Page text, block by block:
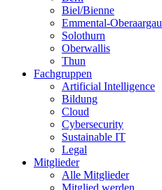
Biel/Bienne
Emmental-Oberaargau
Solothurn
Oberwallis
Thun
Fachgruppen
Artificial Intelligence
Bildung
Cloud
Cybersecurity
Sustainable IT
Legal
Mitglieder
Alle Mitglieder
Mitglied werden